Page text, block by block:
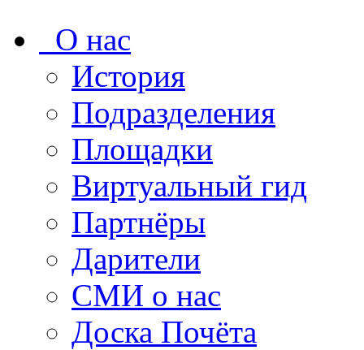
О нас
История
Подразделения
Площадки
Виртуальный гид
Партнёры
Дарители
СМИ о нас
Доска Почёта